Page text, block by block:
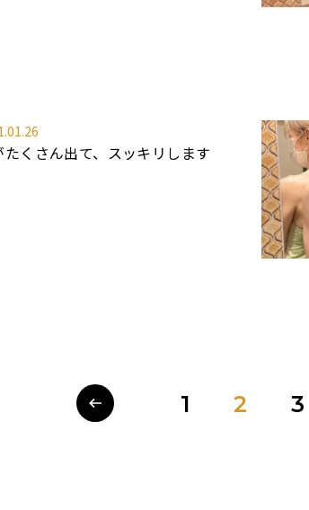
たくさん出て、スッキリします
1 2 3